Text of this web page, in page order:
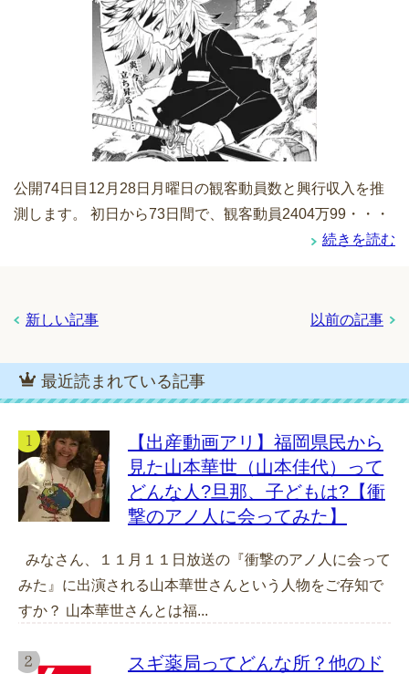
公開74日目12月28日月曜日の観客動員数と興行収入を推
測します。 初日から73日間で、観客動員2404万99・・・
続きを読む
以前の記事
新しい記事
最近読まれている記事
【出産動画アリ】福岡県民から
見た山本華世（山本佳代）って
どんな人?旦那、子どもは?【衝
撃のアノ人に会ってみた】
みなさん、１１月１１日放送の『衝撃のアノ人に会って
みた』に出演される山本華世さんという人物をご存知で
すか？ 山本華世さんとは福...
スギ薬局ってどんな所？他のド